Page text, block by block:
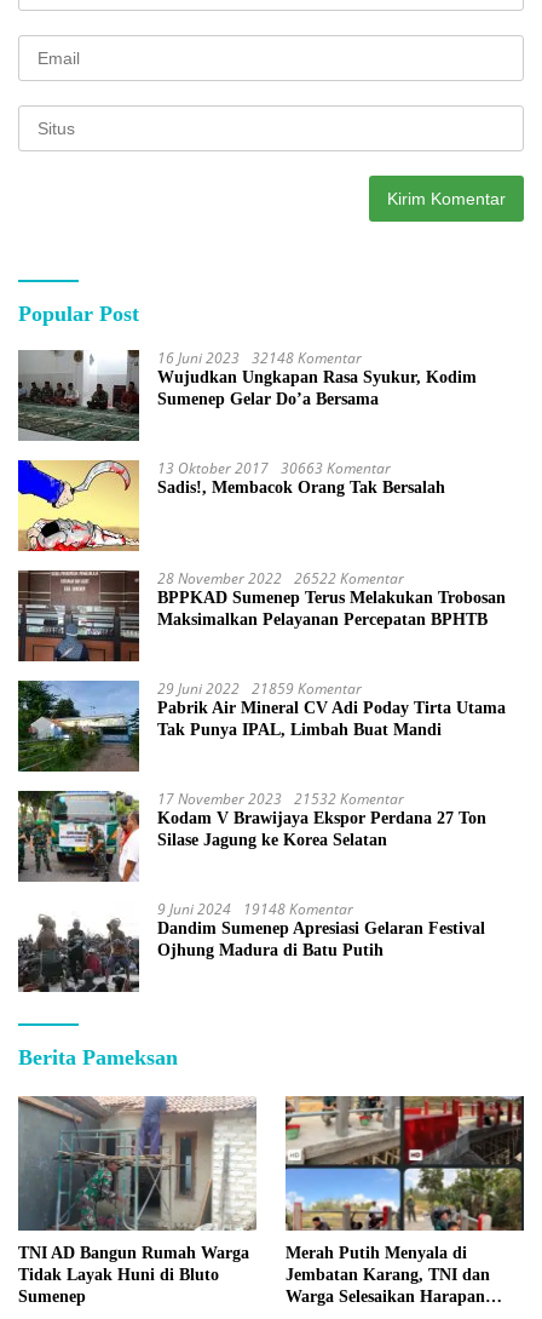
Popular Post
16 Juni 2023 32148 Komentar
Wujudkan Ungkapan Rasa Syukur, Kodim
Sumenep Gelar Do’a Bersama
13 Oktober 2017 30663 Komentar
Sadis!, Membacok Orang Tak Bersalah
28 November 2022 26522 Komentar
BPPKAD Sumenep Terus Melakukan Trobosan
Maksimalkan Pelayanan Percepatan BPHTB
29 Juni 2022 21859 Komentar
Pabrik Air Mineral CV Adi Poday Tirta Utama
Tak Punya IPAL, Limbah Buat Mandi
17 November 2023 21532 Komentar
Kodam V Brawijaya Ekspor Perdana 27 Ton
Silase Jagung ke Korea Selatan
9 Juni 2024 19148 Komentar
Dandim Sumenep Apresiasi Gelaran Festival
Ojhung Madura di Batu Putih
Berita Pameksan
TNI AD Bangun Rumah Warga
Tidak Layak Huni di Bluto
Sumenep
Merah Putih Menyala di
Jembatan Karang, TNI dan
Warga Selesaikan Harapan